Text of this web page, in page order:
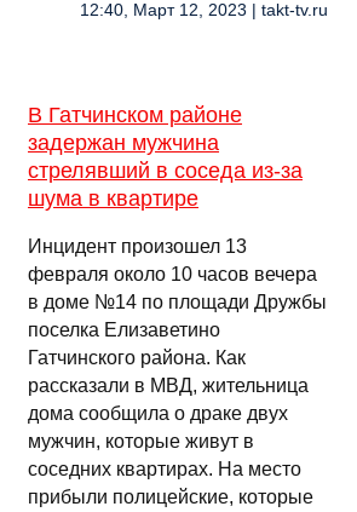
12:40, Март 12, 2023 | takt-tv.ru
В Гатчинском районе
задержан мужчина
стрелявший в соседа из-за
шума в квартире
Инцидент произошел 13
февраля около 10 часов вечера
в доме №14 по площади Дружбы
поселка Елизаветино
Гатчинского района. Как
рассказали в МВД, жительница
дома сообщила о драке двух
мужчин, которые живут в
соседних квартирах. На место
прибыли полицейские, которые